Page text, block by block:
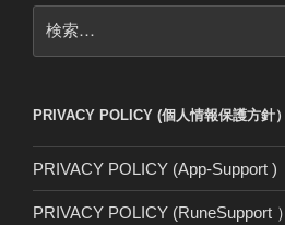
索:
PRIVACY POLICY (個人情報保護方針）
PRIVACY POLICY (App-Support )
PRIVACY POLICY (RuneSupport ）